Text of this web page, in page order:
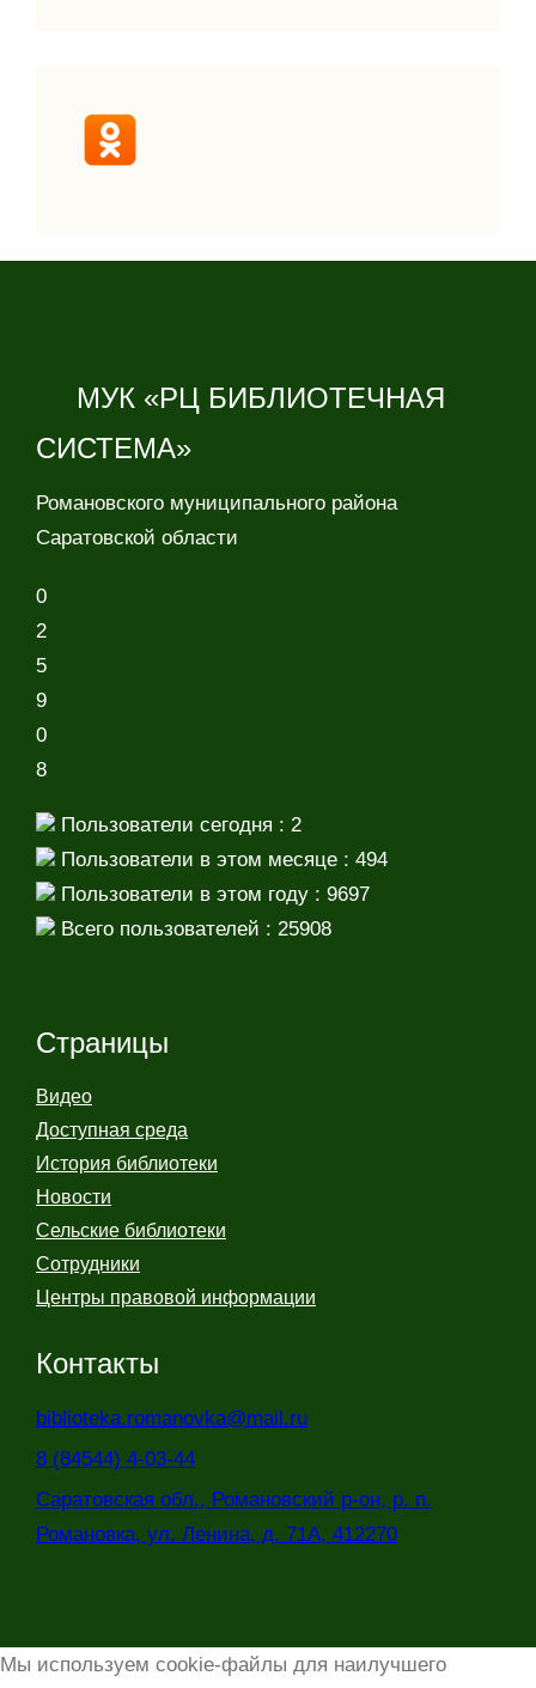
МУК «РЦ БИБЛИОТЕЧНАЯ
СИСТЕМА»
Романовского муниципального района
Саратовской области
0
2
5
9
0
8
Пользователи сегодня : 2
Пользователи в этом месяце : 494
Пользователи в этом году : 9697
Всего пользователей : 25908
Страницы
Видео
Доступная среда
История библиотеки
Новости
Сельские библиотеки
Сотрудники
Центры правовой информации
Контакты
biblioteka.romanovka@mail.ru
8 (84544) 4-03-44
Саратовская обл., Романовский р-он, р. п.
Романовка, ул. Ленина, д. 71А, 412270
Мы используем cookie-файлы для наилучшего